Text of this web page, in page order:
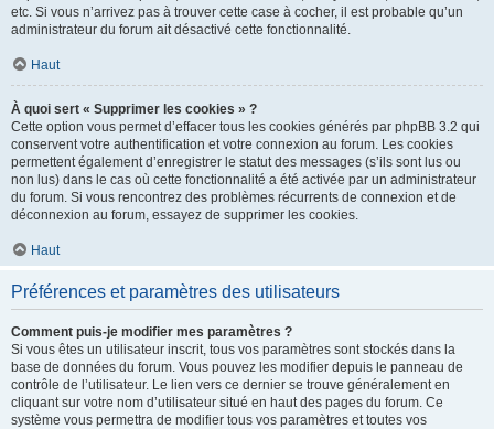
etc. Si vous n’arrivez pas à trouver cette case à cocher, il est probable qu’un
administrateur du forum ait désactivé cette fonctionnalité.
Haut
À quoi sert « Supprimer les cookies » ?
Cette option vous permet d’effacer tous les cookies générés par phpBB 3.2 qui
conservent votre authentification et votre connexion au forum. Les cookies
permettent également d’enregistrer le statut des messages (s’ils sont lus ou
non lus) dans le cas où cette fonctionnalité a été activée par un administrateur
du forum. Si vous rencontrez des problèmes récurrents de connexion et de
déconnexion au forum, essayez de supprimer les cookies.
Haut
Préférences et paramètres des utilisateurs
Comment puis-je modifier mes paramètres ?
Si vous êtes un utilisateur inscrit, tous vos paramètres sont stockés dans la
base de données du forum. Vous pouvez les modifier depuis le panneau de
contrôle de l’utilisateur. Le lien vers ce dernier se trouve généralement en
cliquant sur votre nom d’utilisateur situé en haut des pages du forum. Ce
système vous permettra de modifier tous vos paramètres et toutes vos